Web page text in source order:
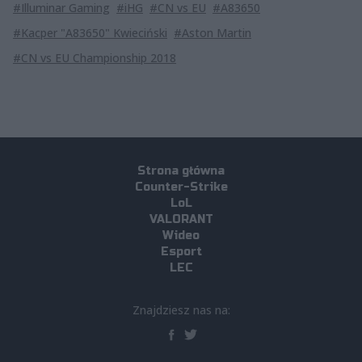
#Illuminar Gaming #iHG #CN vs EU #A83650
#Kacper "A83650" Kwieciński #Aston Martin
#CN vs EU Championship 2018
Strona główna
Counter-Strike
LoL
VALORANT
Wideo
Esport
LEC
Znajdziesz nas na: